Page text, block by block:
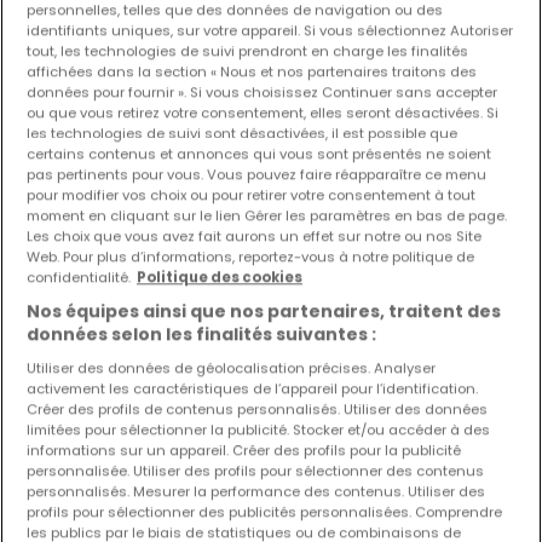
Les nouvelles annonces et baisses de prix en
avant première !
Activez une alerte sur cette recherche pour recevoir les
nouveaux biens ainsi que les changements de prix dans
votre boite email !
Créez une alerte
Maisons 1 chambre à proximité
Maisons 1 chambre Echternach
Maisons par nombre de chambres
2 chambres
3 chambres
personnelles, telles que des données de navigation ou des
identifiants uniques, sur votre appareil. Si vous sélectionnez Autoriser
tout, les technologies de suivi prendront en charge les finalités
affichées dans la section « Nous et nos partenaires traitons des
données pour fournir ». Si vous choisissez Continuer sans accepter
ou que vous retirez votre consentement, elles seront désactivées. Si
les technologies de suivi sont désactivées, il est possible que
certains contenus et annonces qui vous sont présentés ne soient
pas pertinents pour vous. Vous pouvez faire réapparaître ce menu
pour modifier vos choix ou pour retirer votre consentement à tout
moment en cliquant sur le lien Gérer les paramètres en bas de page.
Les choix que vous avez fait aurons un effet sur notre ou nos Site
Web. Pour plus d’informations, reportez-vous à notre politique de
confidentialité. Politique des cookies
Nos équipes ainsi que nos partenaires, traitent des
données selon les finalités suivantes :
Utiliser des données de géolocalisation précises. Analyser
activement les caractéristiques de l’appareil pour l’identification.
Créer des profils de contenus personnalisés. Utiliser des données
limitées pour sélectionner la publicité. Stocker et/ou accéder à des
informations sur un appareil. Créer des profils pour la publicité
personnalisée. Utiliser des profils pour sélectionner des contenus
personnalisés. Mesurer la performance des contenus. Utiliser des
profils pour sélectionner des publicités personnalisées. Comprendre
les publics par le biais de statistiques ou de combinaisons de